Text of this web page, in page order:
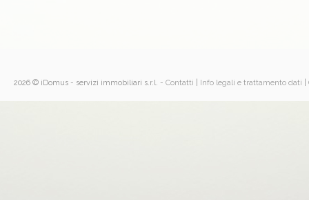
2026 © iDomus - servizi immobiliari s.r.l. - Contatti Info legali e trattamento dati